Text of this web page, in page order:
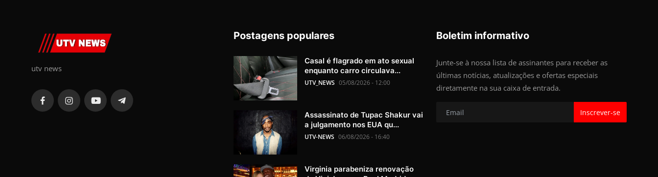
utv news
Postagens populares
Casal é flagrado em ato sexual
enquanto carro circulava...
UTV_NEWS 05/08/2026 - 12:00
Assassinato de Tupac Shakur vai
a julgamento nos EUA qu...
UTV-NEWS 06/08/2026 - 16:40
Virginia parabeniza renovação
Boletim informativo
Junte-se à nossa lista de assinantes para receber as
últimas notícias, atualizações e ofertas especiais
diretamente na sua caixa de entrada.
Inscrever-se